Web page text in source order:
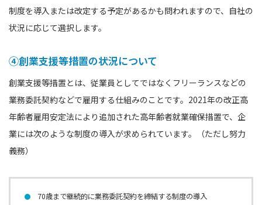
制度を導入または改定する予定があるかも問われますので、自社の
状況に応じて選択します。
④創業支援等措置の状況について
創業支援等措置とは、従業員としてではなくフリーランスなどの
業務委託契約などで雇用する仕組みのことです。2021年の改正高
年齢者雇用安定法により追加された高年齢者就業確保措置で、企
業には次のような制度の導入が求められています。（ただし努力
義務）
70歳まで継続的に業務委託契約を締結する制度の導入